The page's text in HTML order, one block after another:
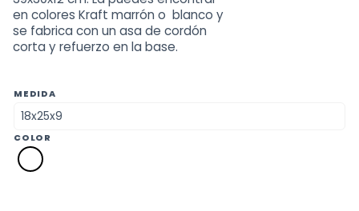
en colores Kraft marrón o blanco y
se fabrica con un asa de cordón
corta y refuerzo en la base.
MEDIDA
COLOR
p0
blanco